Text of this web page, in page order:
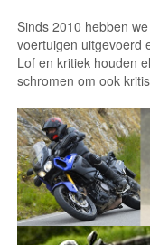
Sinds 2010 hebben
voertuigen uitgevoerd
Lof en kritiek houden
schromen om ook